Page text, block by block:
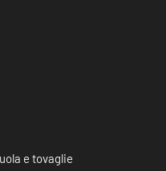
e tovaglie